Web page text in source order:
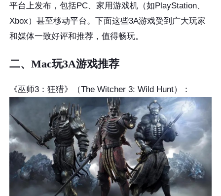
平台上发布，包括PC、家用游戏机（如PlayStation、
Xbox）甚至移动平台。下面这些3A游戏受到广大玩家
和媒体一致好评和推荐，值得畅玩。
二、Mac玩3A游戏推荐
《巫师3：狂猎》（The Witcher 3: Wild Hunt）：